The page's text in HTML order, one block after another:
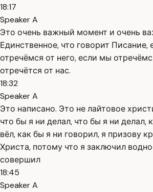
18:17
Speaker A
Это очень важный момент и очень
Единственное, что говорит Писание,
отречёмся от него, если мы
отречётся от нас.
18:32
Speaker A
Это написано. Это не лайтовое
что бы я ни делал, что бы я ни делал,
вёл, как бы я ни говорил, я призову
Христа, потому что я заключил
совершил
18:45
Speaker A